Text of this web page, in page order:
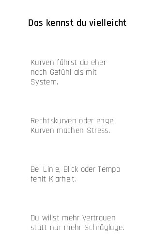
Das kennst du vielleicht
Kurven fährst du eher
nach Gefühl als mit
System.
Rechtskurven oder enge
Kurven machen Stress.
Bei Linie, Blick oder Tempo
fehlt Klarheit.
Du willst mehr Vertrauen
statt nur mehr Schräglage.